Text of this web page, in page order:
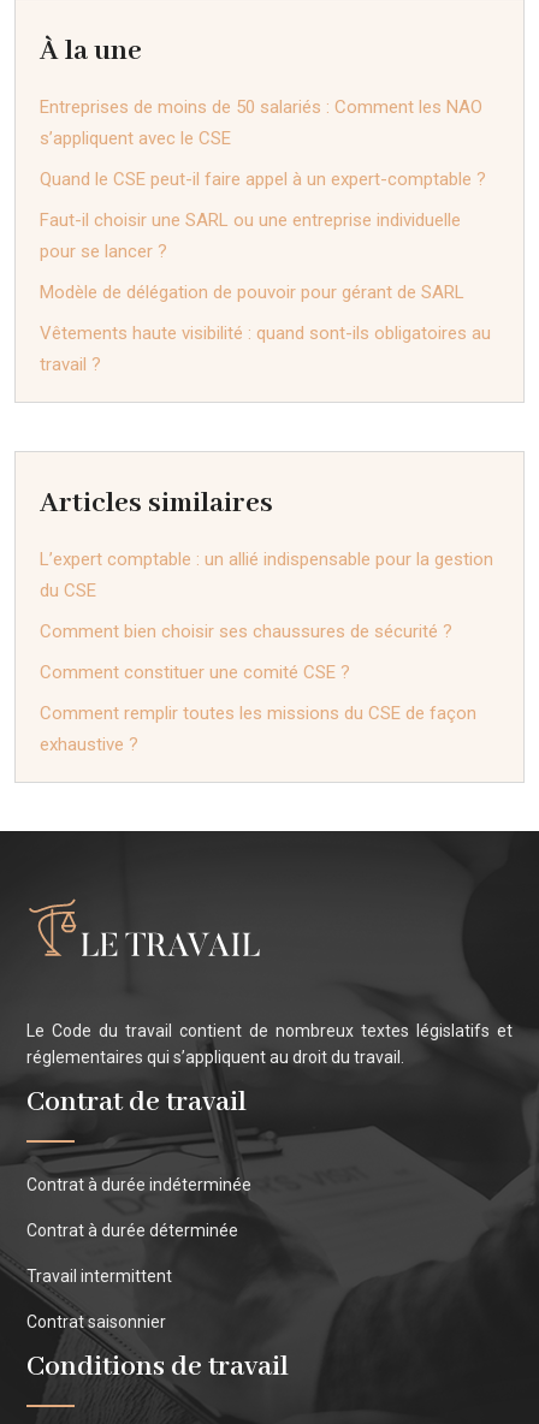
À la une
Entreprises de moins de 50 salariés : Comment les NAO
s’appliquent avec le CSE
Quand le CSE peut-il faire appel à un expert-comptable ?
Faut-il choisir une SARL ou une entreprise individuelle
pour se lancer ?
Modèle de délégation de pouvoir pour gérant de SARL
Vêtements haute visibilité : quand sont-ils obligatoires au
travail ?
Articles similaires
L’expert comptable : un allié indispensable pour la gestion
du CSE
Comment bien choisir ses chaussures de sécurité ?
Comment constituer une comité CSE ?
Comment remplir toutes les missions du CSE de façon
exhaustive ?
Le Code du travail contient de nombreux textes législatifs et
réglementaires qui s’appliquent au droit du travail.
Contrat de travail
Contrat à durée indéterminée
Contrat à durée déterminée
Travail intermittent
Contrat saisonnier
Conditions de travail